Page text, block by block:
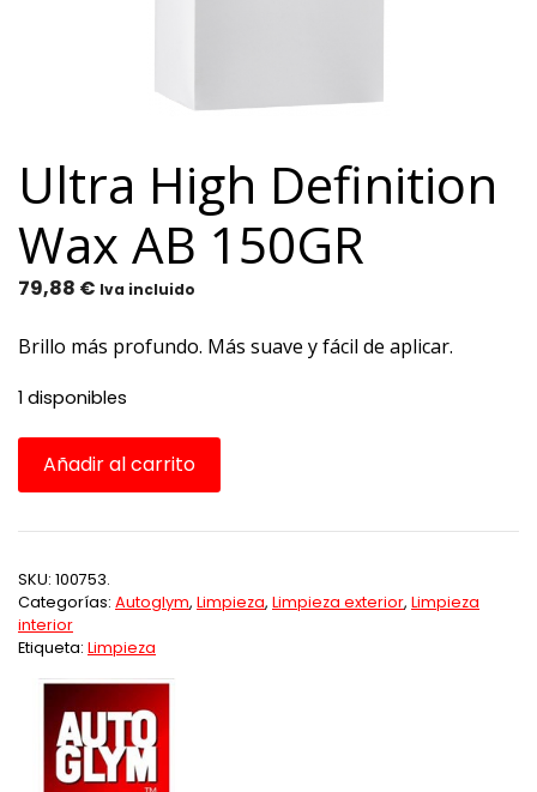
Ultra High Definition
Wax AB 150GR
79,88 € Iva incluido
Brillo más profundo. Más suave y fácil de aplicar.
1 disponibles
High
Wax
150GR
cantidad
Añadir al carrito
SKU: 100753.
Categorías: Autoglym, Limpieza, Limpieza exterior, Limpieza
interior
Etiqueta: Limpieza